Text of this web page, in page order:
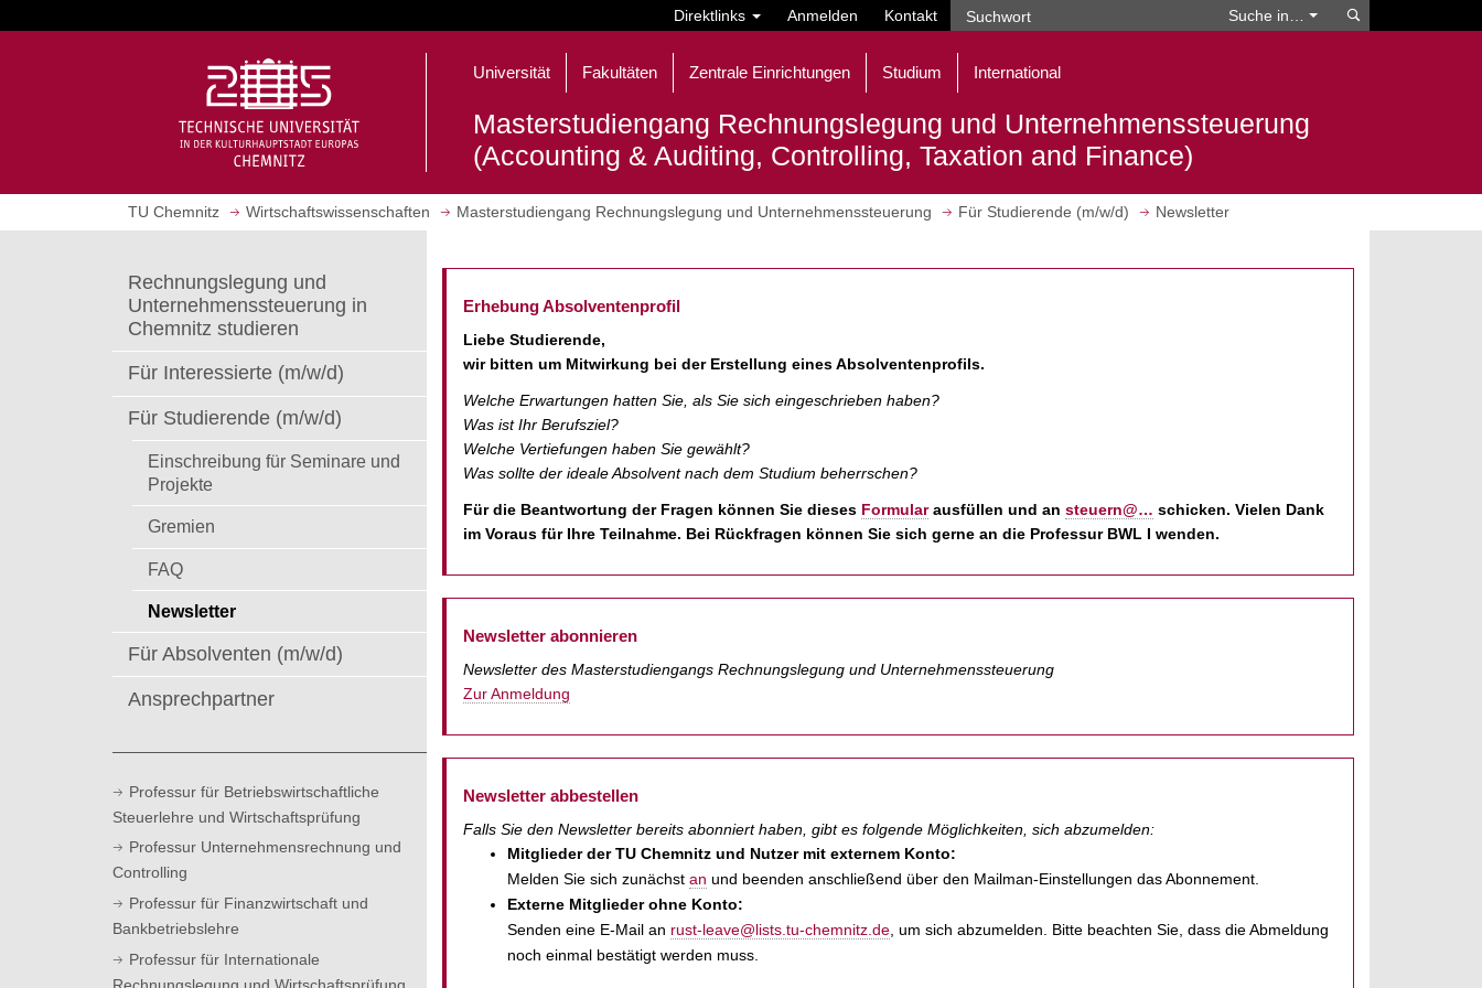
m
Direktlinks Anmelden Kontakt Suche in…
s
e
e
a
u
r
u
e
n
Universität Fakultäten Zentrale Einrichtungen Studium International
Masterstudiengang Rechnungslegung und Unternehmenssteuerung
(Accounting & Auditing, Controlling, Taxation and Finance)
TU Chemnitz Wirtschaftswissenschaften Masterstudiengang Rechnungslegung und Unternehmenssteuerung Für Studierende (m/w/d) Newsletter
Rechnungslegung und
Unternehmenssteuerung in
Chemnitz studieren
Für Interessierte (m/w/d)
Für Studierende (m/w/d)
Einschreibung für Seminare und
Projekte
Gremien
FAQ
Newsletter
Für Absolventen (m/w/d)
Ansprechpartner
Professur für Betriebswirtschaftliche
Steuerlehre und Wirtschaftsprüfung
Professur Unternehmensrechnung und
Controlling
Professur für Finanzwirtschaft und
Bankbetriebslehre
Professur für Internationale
Rechnungslegung und Wirtschaftsprüfung
Erhebung Absolventenprofil
Liebe Studierende,
wir bitten um Mitwirkung bei der Erstellung eines Absolventenprofils.
Welche Erwartungen hatten Sie, als Sie sich eingeschrieben haben?
Was ist Ihr Berufsziel?
Welche Vertiefungen haben Sie gewählt?
Was sollte der ideale Absolvent nach dem Studium beherrschen?
Für die Beantwortung der Fragen können Sie dieses Formularausfüllen und an steuern@… schicken. Vielen Dank
im Voraus für Ihre Teilnahme. Bei Rückfragen können Sie sich gerne an die Professur BWL I wenden.
Newsletter abonnieren
Newsletter des Masterstudiengangs Rechnungslegung und Unternehmenssteuerung
Zur Anmeldung
Newsletter abbestellen
Falls Sie den Newsletter bereits abonniert haben, gibt es folgende Möglichkeiten, sich abzumelden:
Mitglieder der TU Chemnitz und Nutzer mit externem Konto:
Melden Sie sich zunächst an und beenden anschließend über den Mailman-Einstellungen das Abonnement.
Externe Mitglieder ohne Konto:
Senden eine E-Mail an rust-leave@lists.tu-chemnitz.de , um sich abzumelden. Bitte beachten Sie, dass die Abmeldung
noch einmal bestätigt werden muss.